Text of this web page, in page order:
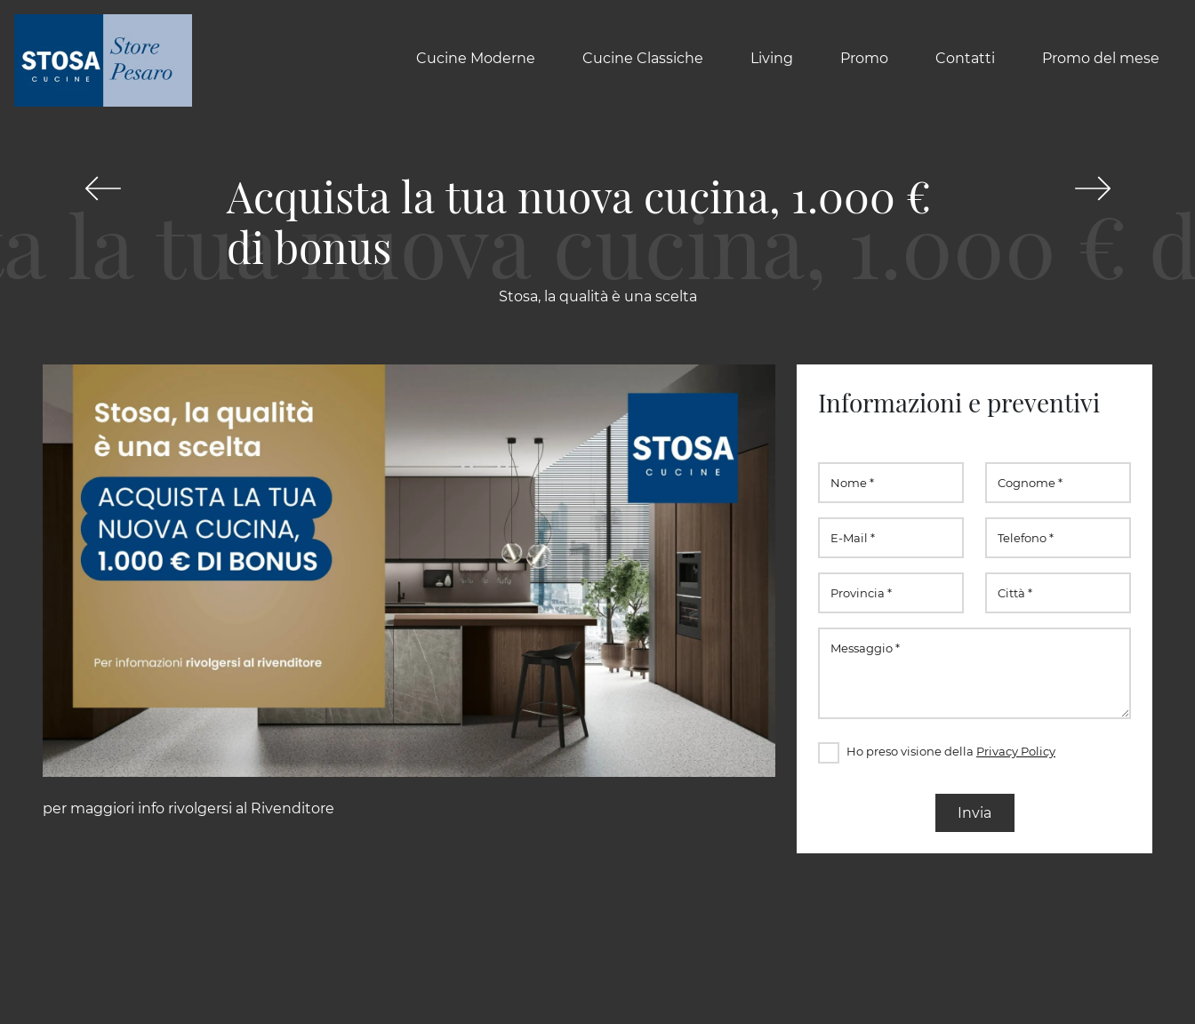
Cucine Moderne Cucine Classiche Living Promo Contatti Promo del mese
Acquista la tua nuova cucina, 1.000 €
di bonus
Stosa, la qualità è una scelta
per maggiori info rivolgersi al Rivenditore
Informazioni e preventivi
Ho preso visione della Privacy Policy
Invia